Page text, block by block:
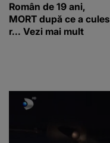
Român de 19 ani,
MORT după ce a cules
r... Vezi mai mult